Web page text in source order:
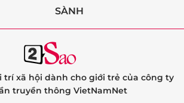
SÀNH
trí xã hội dành cho giới trẻ của công ty
truyền thông VietNamNet